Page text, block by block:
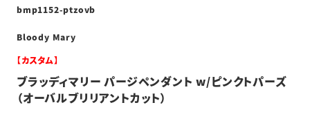
bmp1152-ptzovb
Bloody Mary
【カスタム】
ブラッディマリー パージペンダント w/ピンクトパーズ
（オーバルブリリアントカット）